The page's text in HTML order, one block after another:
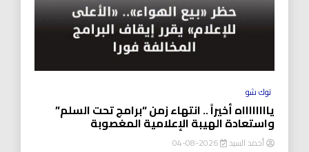
توك شو
يااااااااه أخيراً .. انتهاء زمن “برامج تحت السلم”
واستعادة الهيبة الإعلامية المغصوبة
أحمد السيد 2026-08-04